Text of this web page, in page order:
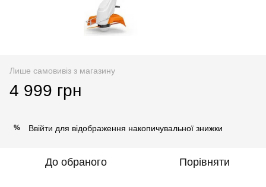
Лише самовивіз з магазину
4 999 грн
% Ввійти для відображення накопичувальної знижки
До обраного Порівняти